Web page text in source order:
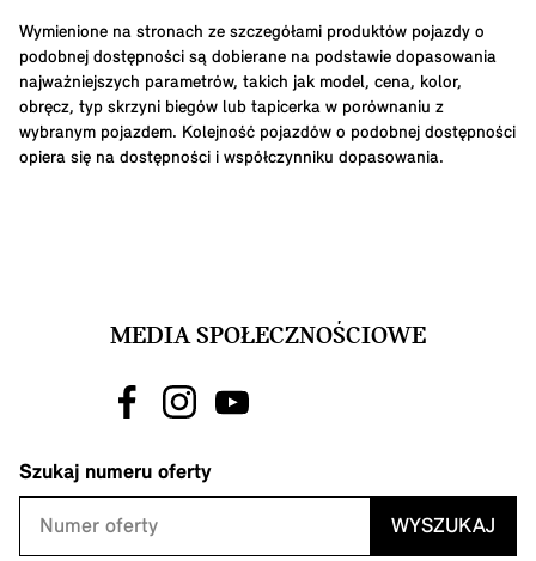
Wymienione na stronach ze szczegółami produktów pojazdy o
podobnej dostępności są dobierane na podstawie dopasowania
najważniejszych parametrów, takich jak model, cena, kolor,
obręcz, typ skrzyni biegów lub tapicerka w porównaniu z
wybranym pojazdem. Kolejność pojazdów o podobnej dostępności
opiera się na dostępności i współczynniku dopasowania.
MEDIA SPOŁECZNOŚCIOWE
Szukaj numeru oferty
WYSZUKAJ